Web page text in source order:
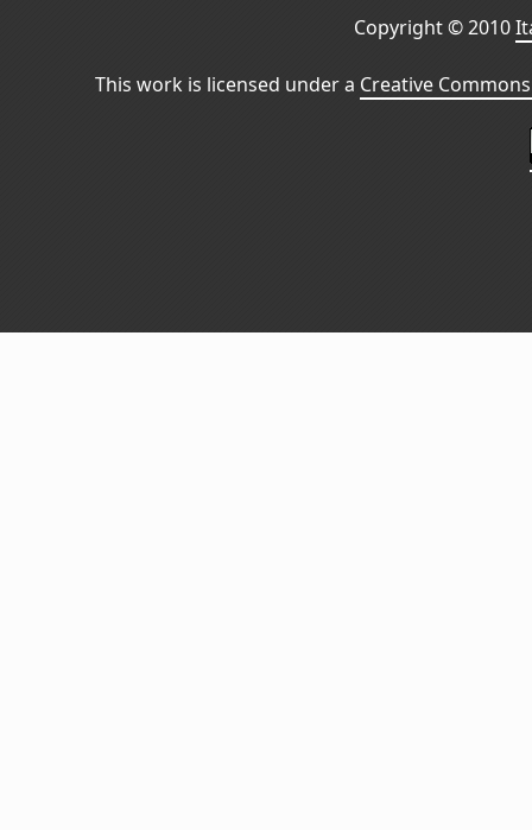
Copyright © 2010
This work is licensed under a Creative